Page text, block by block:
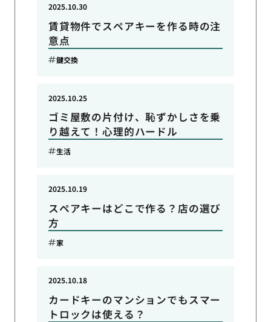
賃貸物件でスペアキーを作る時の注
意点
2025.10.30
鍵交換
ゴミ屋敷の片付け、恥ずかしさを乗
り越えて！心理的ハードル
2025.10.25
生活
スペアキーはどこで作る？店の選び
方
2025.10.19
家
カードキーのマンションでもスマー
トロックは使える？
2025.10.18